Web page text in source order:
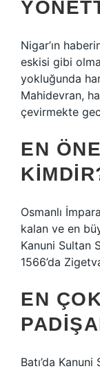
Nigar’ın
eskisi gibi
yokluğunda
Mahidevran,
çevirmekte
EN
Osmanlı
kalan ve en
Kanuni Sultan
1566’da
EN
Batı’da